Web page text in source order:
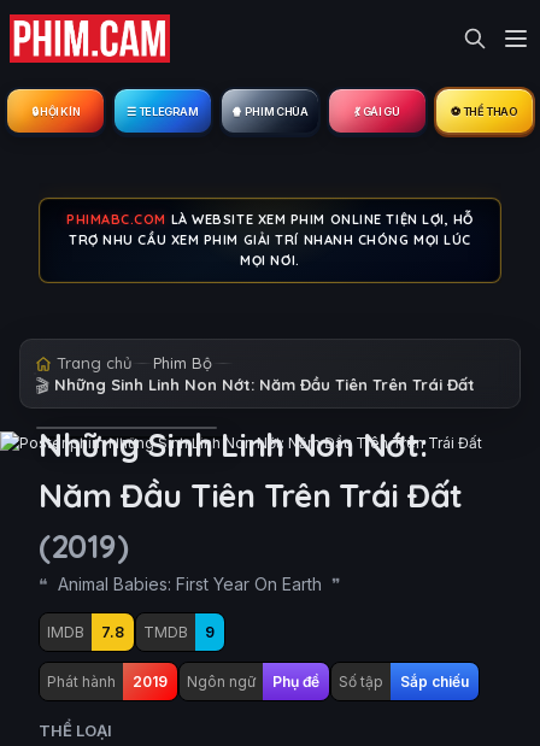
🔒︎ HỘI KÍN ☰ TELEGRAM 🍿 PHIM CHÙA 💃 GÁI GÚ ⚽ THỂ THAO
PHIMABC.COM LÀ WEBSITE XEM PHIM ONLINE TIỆN LỢI, HỖ
TRỢ NHU CẦU XEM PHIM GIẢI TRÍ NHANH CHÓNG MỌI LÚC
MỌI NƠI.
Trang chủ Phim Bộ
🎬 Những Sinh Linh Non Nớt: Năm Đầu Tiên Trên Trái Đất
Những Sinh Linh Non Nớt:
Năm Đầu Tiên Trên Trái Đất
(2019)
Animal Babies: First Year On Earth
IMDB 7.8 TMDB 9
Phát hành 2019 Ngôn ngữ Phụ đề Số tập Sắp chiếu
THỂ LOẠI